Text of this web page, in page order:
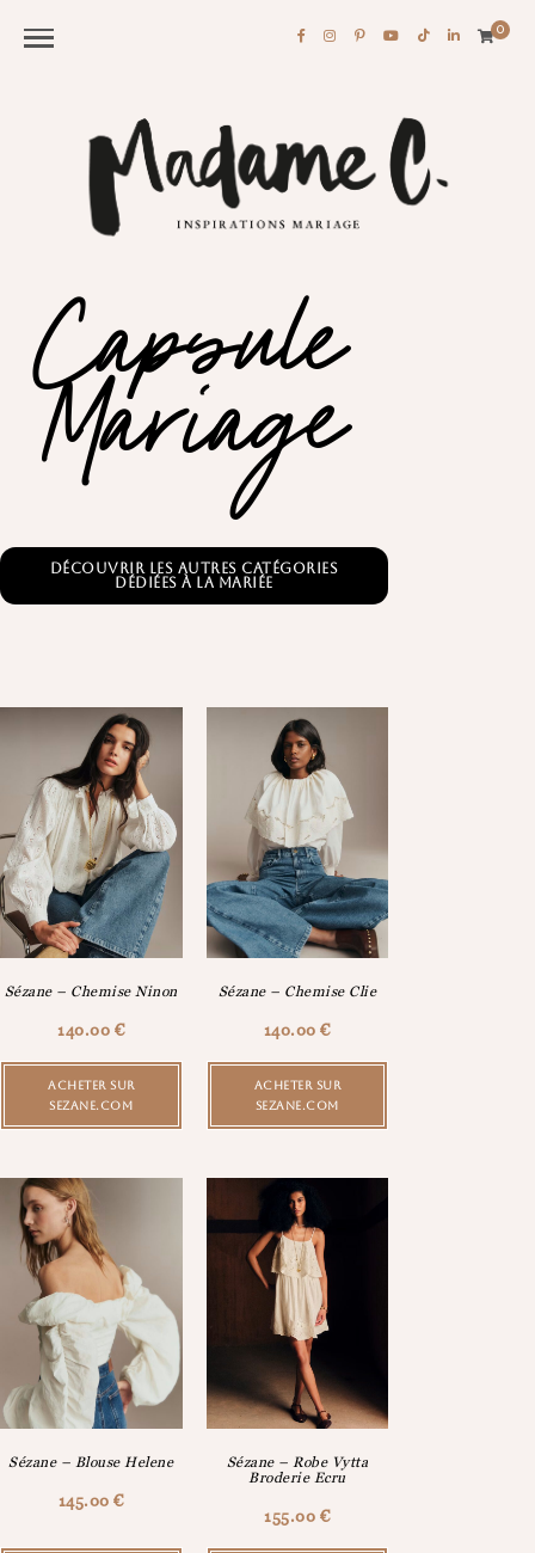
0
Capsule
Mariage
Découvrir les autres catégories
dédiées à la mariée
Sézane – Chemise Ninon
140.00 €
ACHETER SUR
SEZANE.COM
Sézane – Chemise Clie
140.00€
ACHETER SUR
SEZANE.COM
Sézane – Blouse Helene
145.00€
Sézane – Robe Vytta
Broderie Ecru
155.00 €